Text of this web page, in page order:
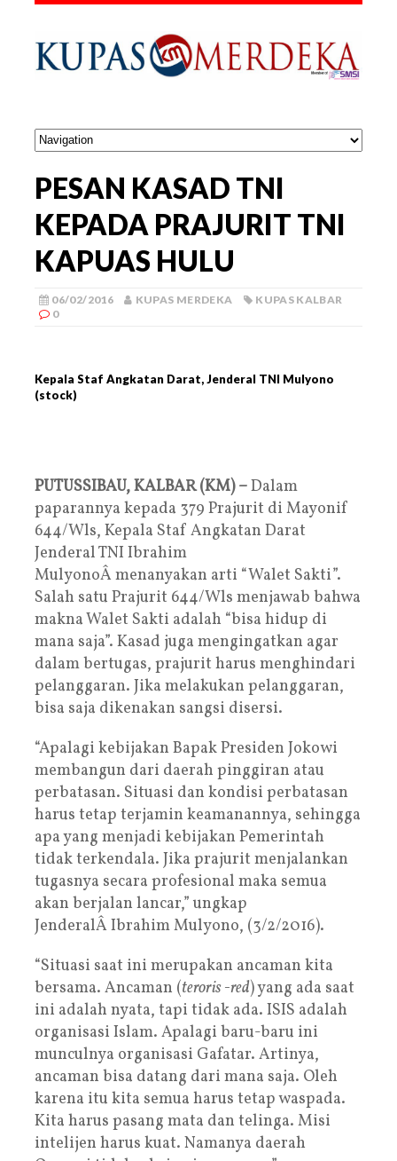
PESAN KASAD TNI
KEPADA PRAJURIT TNI
KAPUAS HULU
06/02/2016 KUPAS MERDEKA
KUPAS KALBAR
0
Kepala Staf Angkatan Darat, Jenderal TNI Mulyono
(stock)
PUTUSSIBAU, KALBAR (KM) –Dalam
paparannya kepada 379 Prajurit di Mayonif
644/Wls, Kepala Staf Angkatan Darat
Jenderal TNI Ibrahim
MulyonoÂ menanyakan arti “Walet Sakti”.
Salah satu Prajurit 644/Wls menjawab bahwa
makna Walet Sakti adalah “bisa hidup di
mana saja”. Kasad juga mengingatkan agar
dalam bertugas, prajurit harus menghindari
pelanggaran. Jika melakukan pelanggaran,
bisa saja dikenakan sangsi disersi.
“Apalagi kebijakan Bapak Presiden Jokowi
membangun dari daerah pinggiran atau
perbatasan. Situasi dan kondisi perbatasan
harus tetap terjamin keamanannya, sehingga
apa yang menjadi kebijakan Pemerintah
tidak terkendala. Jika prajurit menjalankan
tugasnya secara profesional maka semua
akan berjalan lancar,” ungkap
JenderalÂ Ibrahim Mulyono, (3/2/2016).
“Situasi saat ini merupakan ancaman kita
bersama. Ancaman (teroris -red) yang ada saat
ini adalah nyata, tapi tidak ada. ISIS adalah
organisasi Islam. Apalagi baru-baru ini
munculnya organisasi Gafatar. Artinya,
ancaman bisa datang dari mana saja. Oleh
karena itu kita semua harus tetap waspada.
Kita harus pasang mata dan telinga. Misi
intelijen harus kuat. Namanya daerah